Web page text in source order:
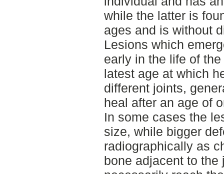
while the latter is
ages and is without
Lesions which
early in the life of
latest age at which
different joints,
heal after an age of
In some cases the
size, while bigger
radiographically as
bone adjacent to the